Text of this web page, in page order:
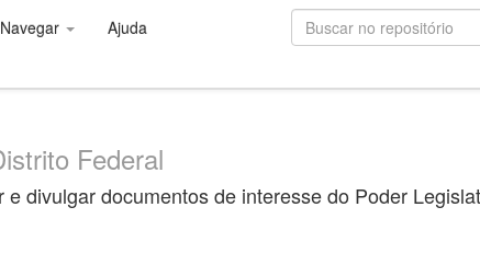
Navegar Ajuda
Federal
divulgar documentos de interesse do Poder